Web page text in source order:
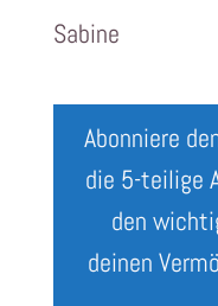
Sabine
Abonniere
die 5-teilige
den
deinen